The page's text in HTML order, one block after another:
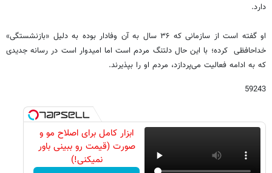
دارد.
او گفته است از سازمانی که ۳۶ سال به آن وفادار بوده به دلیل «بازنشستگی»
خداحافظی کرده؛ با این حال دلتنگ مردم است اما امیدوار است در رسانه جدیدی
که به ادامه فعالیت می‌پردازد، مردم او را بپذیرند.
59243
ابزار کامل برای اصلاح مو و
صورت (قیمت رو ببینی باور
نمیکنی!)